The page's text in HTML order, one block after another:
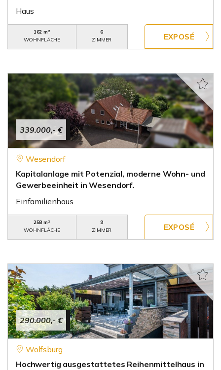
Haus
162 m²
WOHNFLÄCHE
6
ZIMMER
339.000,- €
Wesendorf
Kapitalanlage mit Potenzial, moderne Wohn- und
Gewerbeeinheit in Wesendorf.
Einfamilienhaus
258 m²
WOHNFLÄCHE
9
ZIMMER
290.000,- €
Wolfsburg
Hochwertig ausgestattetes Reihenmittelhaus in